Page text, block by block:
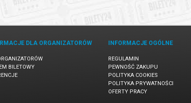
DLA ORGANIZATORÓW
BILETOWY
INFORMACJE OGÓLNE
REGULAMIN
PEWNOŚĆ ZAKUPU
POLITYKA COOKIES
POLITYKA PRYWATNOŚCI
OFERTY PRACY